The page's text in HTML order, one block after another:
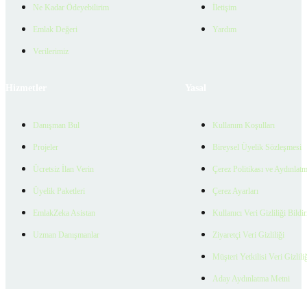
Ne Kadar Ödeyebilirim
Emlak Değeri
Verilerimiz
İletişim
Yardım
Danışman Bul
Projeler
Ücretsiz İlan Verin
Üyelik Paketleri
EmlakZeka Asistan
Uzman Danışmanlar
Kullanım Koşulları
Bireysel Üyelik Sözleşmesi
Çerez Politikası ve
Çerez Ayarları
Kullanıcı Veri Gizliliği
Ziyaretçi Veri Gizliliği
Müşteri Yetkilisi Veri
Aday Aydınlatma Metni